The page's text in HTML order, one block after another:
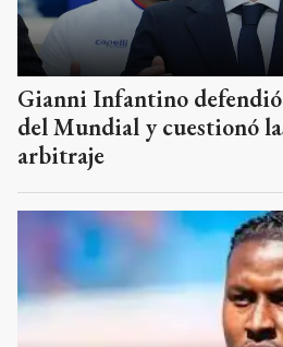
Gianni Infantino
del Mundial y cuestionó
arbitraje